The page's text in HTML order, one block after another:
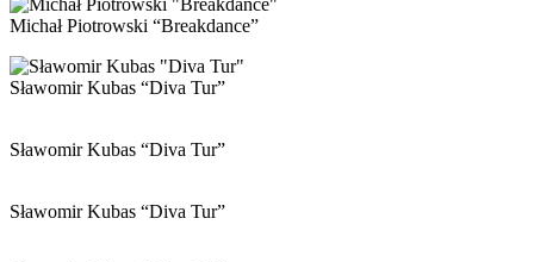
Michał Piotrowski “Breakdance”
Sławomir Kubas “Diva Tur”
Sławomir Kubas “Diva Tur”
Sławomir Kubas “Diva Tur”